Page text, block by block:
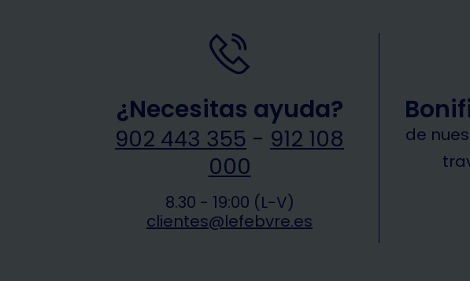
¿Necesitas ayuda?
902 443 355 - 912 108
000
8.30 - 19:00 (L-V)
clientes@lefebvre.es
de